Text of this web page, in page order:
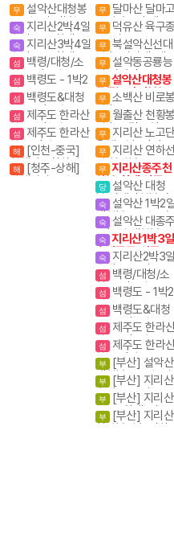
무 설악산대청봉
공룡능선 서북능
선 백담사
숙 지리산2박4일
숙박종주(화대.성
중)
숙 지리산3박4일
숙박종주(화대종
주)
섬 백령/대청/소
청- 3박4일
섬 백령도 - 1박2
일
섬 백령도&대청
도 - 2박3일
섬 제주도 한라산
항공 1박2일
섬 제주도 한라산
항공 당일
해 [인천-중국]
칠채산ㆍ황하석림
ㆍ비단지린사막 5
해 [청주-상해]
상해관광 4일 / 상
무 달마산 달마고
도길 수국축제
무 덕유산 육구종
주. 영구종주
무 북설악신선대
일출(성인대) 내설
악 4암자길
무 설악동공룡능
선 설악산 공룡능
선(설악동출발)
무 설악산대청봉
공룡능선 서북능
선 백담사
무 소백산 비로봉
일출
무 월출산 천황봉
일출 국립공원
무 지리산 노고단
운해 일출 반야봉
뱀사골계곡
무 지리산 연하선
경 천왕봉
무 지리산종주천
왕봉(화대.성중)
당 설악산 대청
봉.귀때기청봉진
달래.흘림골 강원
20대명산
숙 설악산 1박2일
대청봉.공룡능선
(갈땐 시외버스이
용)
숙 설악산 대종주
1박3일 대청봉.공
룡능선 서북능선
숙 지리산1박3일
숙박종주(성중.화
대)
숙 지리산2박3일
숙박종주(성중,성
대)
섬 백령/대청/소
청- 3박4일
섬 백령도 - 1박2
일
섬 백령도&대청
도 - 2박3일
섬 제주도 한라산
항공 1박2일
섬 제주도 한라산
항공 당일
부 [부산] 설악산
대청봉. 공룡능선
부 [부산] 지리산
숙박종주(성중.화
대)1무1박3일
부 [부산] 지리산
종주 (화대. 성중)
천왕봉코스
부 [부산] 지리산
천왕봉일출.연하